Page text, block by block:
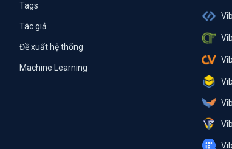
Tags
Tác giả
Đề xuất hệ thống
Machine Learning